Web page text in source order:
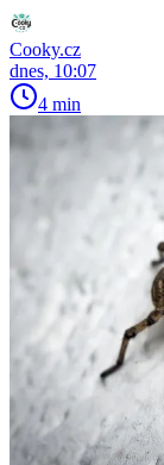
Cooky.cz
dnes, 10:07
4 min